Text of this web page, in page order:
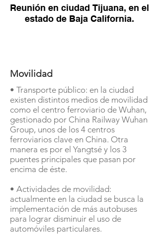
Reunión en ciudad Tijuana, en el
estado de Baja California.
Movilidad
• Transporte público: en la ciudad
existen distintos medios de movilidad
como el centro ferroviario de Wuhan,
gestionado por China Railway Wuhan
Group, unos de los 4 centros
ferroviarios clave en China. Otra
manera es por el Yangtsé y los 3
puentes principales que pasan por
encima de éste.
• Actividades de movilidad:
actualmente en la ciudad se busca la
implementación de más autobuses
para lograr disminuir el uso de
automóviles particulares.